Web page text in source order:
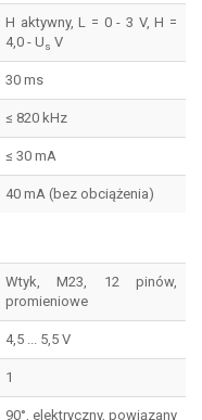
H aktywny, L = 0 - 3 V, H =
4,0 - Us V
30 ms
≤ 820 kHz
≤ 30 mA
40 mA (bez obciążenia)
Wtyk, M23, 12 pinów,
promieniowe
4,5 ... 5,5 V
1
90°, elektryczny, powiązany